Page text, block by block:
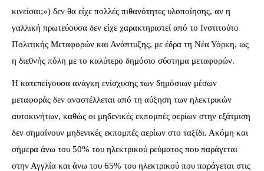
κινείσαι;») δεν θα είχε πολλές πιθανότητες υλοποίησης, αν η
γαλλική πρωτεύουσα δεν είχε χαρακτηριστεί από το Ινστιτούτο
Πολιτικής Μεταφορών και Ανάπτυξης, με έδρα τη Νέα Υόρκη, ως
η διεθνής πόλη με το καλύτερο δημόσιο σύστημα μεταφορών.
Η κατεπείγουσα ανάγκη ενίσχυσης των δημόσιων μέσων
μεταφοράς δεν αναστέλλεται από τη αύξηση των ηλεκτρικών
αυτοκινήτων, καθώς οι μηδενικές εκπομπές αερίων στην εξάτμιση
δεν σημαίνουν μηδενικές εκπομπές αερίων στο ταξίδι. Ακόμη και
σήμερα άνω του 50% του ηλεκτρικού ρεύματος που παράγεται
στην Αγγλία και άνω του 65% του ηλεκτρικού που παράγεται στις